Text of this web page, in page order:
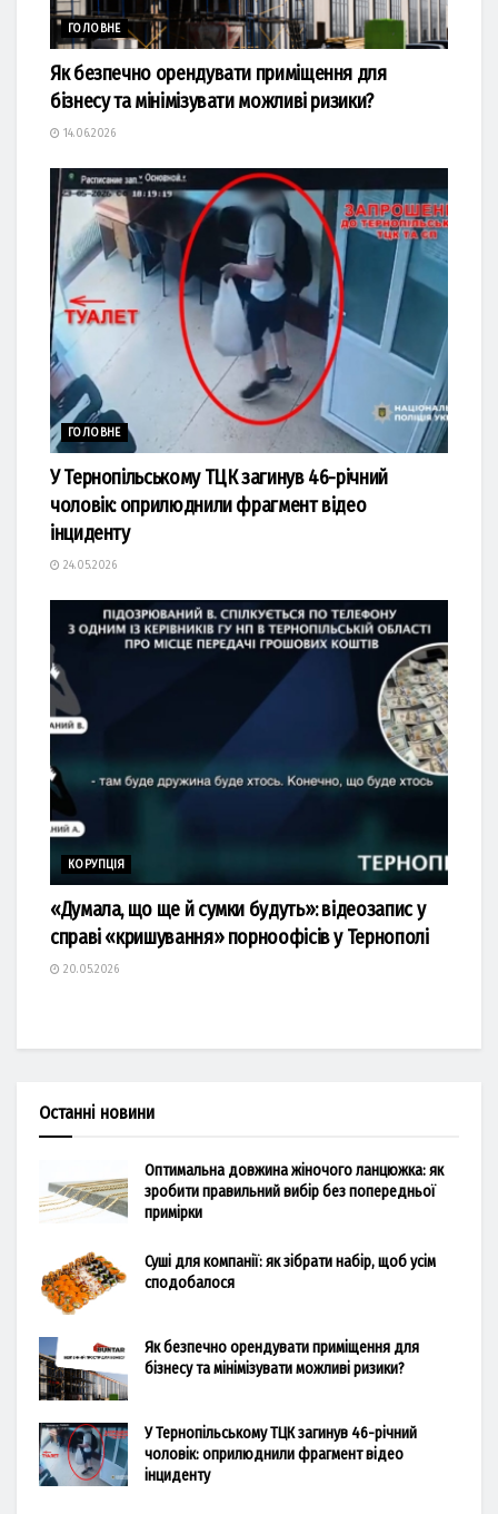
ГОЛОВНЕ
Як безпечно орендувати приміщення для
бізнесу та мінімізувати можливі ризики?
14.06.2026
ГОЛОВНЕ
У Тернопільському ТЦК загинув 46-річний
чоловік: оприлюднили фрагмент відео
інциденту
24.05.2026
КОРУПЦІЯ
«Думала, що ще й сумки будуть»: відеозапис у
справі «кришування» порноофісів у Тернополі
20.05.2026
Останні новини
Оптимальна довжина жіночого ланцюжка: як
зробити правильний вибір без попередньої
примірки
Суші для компанії: як зібрати набір, щоб усім
сподобалося
Як безпечно орендувати приміщення для
бізнесу та мінімізувати можливі ризики?
У Тернопільському ТЦК загинув 46-річний
чоловік: оприлюднили фрагмент відео
інциденту